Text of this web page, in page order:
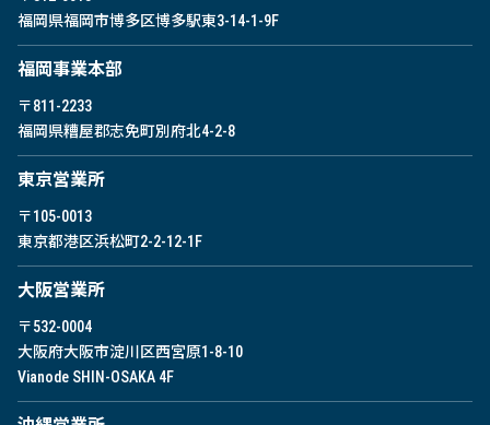
福岡県福岡市博多区博多駅東3-14-1-9F
福岡事業本部
〒811-2233
福岡県糟屋郡志免町別府北4-2-8
東京営業所
〒105-0013
東京都港区浜松町2-2-12-1F
⼤阪営業所
〒532-0004
大阪府大阪市淀川区西宮原1-8-10
Vianode SHIN-OSAKA 4F